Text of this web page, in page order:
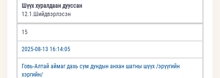
Шүүх хуралдаан дууссан
12.1.Шийдвэрлэсэн
15
2025-08-13 16:14:05
Говь-Алтай аймаг дахь сум дундын анхан шатны шүүх /эрүүгийн
хэргийн/